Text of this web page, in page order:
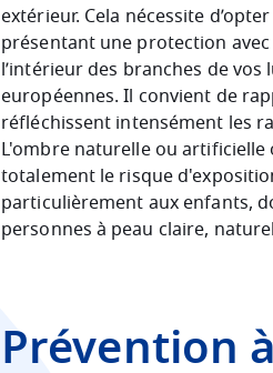
extérieur. Cela nécessite
présentant une protection avec
l’intérieur des branches de
européennes. Il convient de
réfléchissent intensément les
L'ombre naturelle ou
totalement le risque
particulièrement aux enfants,
personnes à peau claire,
Prévention